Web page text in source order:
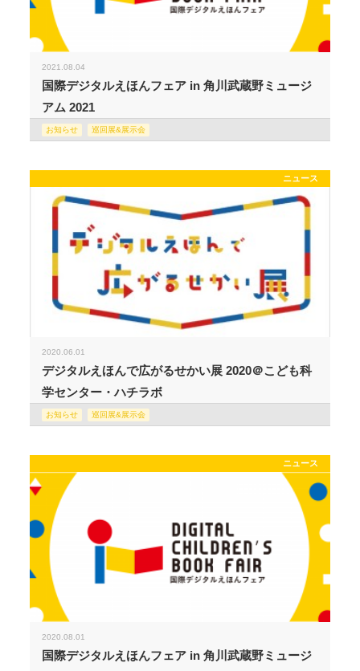
2021.08.04
国際デジタルえほんフェア in 角川武蔵野ミュージ
アム 2021
お知らせ 巡回展&展示会
ニュース
2020.06.01
デジタルえほんで広がるせかい展 2020＠こども科
学センター・ハチラボ
お知らせ 巡回展&展示会
ニュース
2020.08.01
国際デジタルえほんフェア in 角川武蔵野ミュージ